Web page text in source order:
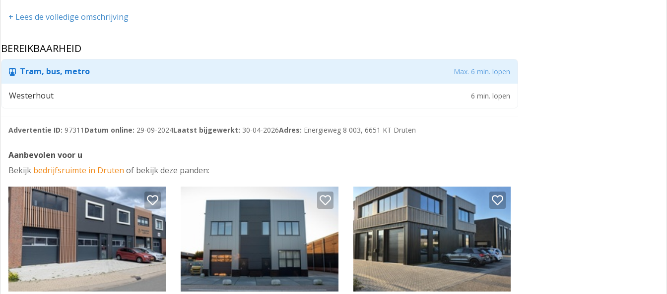
Per direct beschikbaar.
Jan van zee
+ Lees de volledige omschrijving
BEREIKBAARHEID
Tram, bus, metro Max. 6 min. lopen
Westerhout 6 min. lopen
Advertentie ID: 97311 Datum online: 29-09-2024Laatst bijgewerkt: 30-04-2026Adres: Energieweg 8 003, 6651 KT Druten
Aanbevolen voor u
Bekijk bedrijfsruimte in Druten of bekijk deze panden: